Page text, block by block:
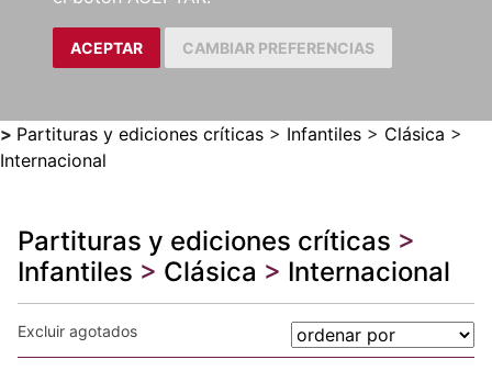
ACEPTAR CAMBIAR PREFERENCIAS
> Partituras y ediciones críticas > Infantiles > Clásica >
Internacional
Partituras y ediciones críticas >
Infantiles > Clásica > Internacional
Excluir agotados